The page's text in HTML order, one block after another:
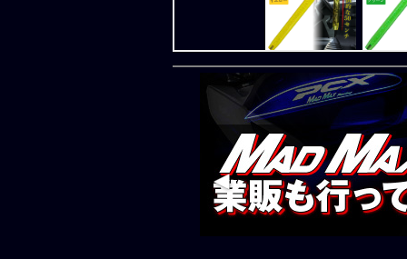
2026/08/05
新商品入荷
ー付き ブル